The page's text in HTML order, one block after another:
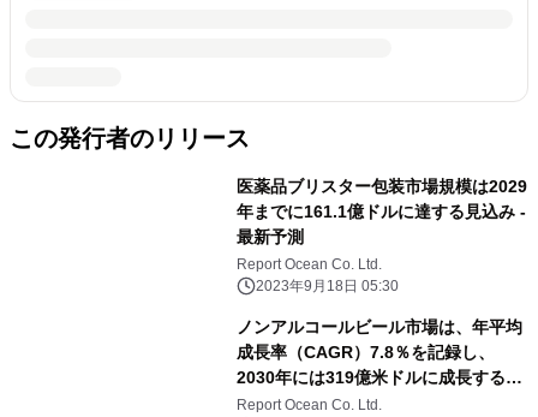
この発行者のリリース
医薬品ブリスター包装市場規模は2029
年までに161.1億ドルに達する見込み -
最新予測
Report Ocean Co. Ltd.
2023年9月18日 05:30
ノンアルコールビール市場は、年平均
成長率（CAGR）7.8％を記録し、
2030年には319億米ドルに成長すると
予測される
Report Ocean Co. Ltd.